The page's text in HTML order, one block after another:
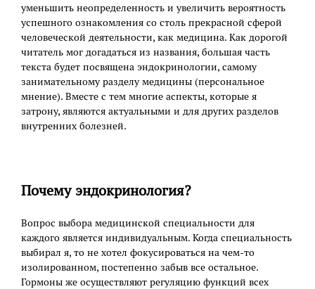
уменьшить неопределенность и увеличить вероятность
успешного ознакомления со столь прекрасной сферой
человеческой деятельности, как медицина. Как дорогой
читатель мог догадаться из названия, большая часть
текста будет посвящена эндокринологии, самому
занимательному разделу медицины (персональное
мнение). Вместе с тем многие аспекты, которые я
затрону, являются актуальными и для других разделов
внутренних болезней.
Почему эндокринология?
Вопрос выбора медицинской специальности для
каждого является индивидуальным. Когда специальность
выбирал я, то не хотел фокусироваться на чем-то
изолированном, постепенно забыв все остальное.
Гормоны же осуществляют регуляцию функций всех